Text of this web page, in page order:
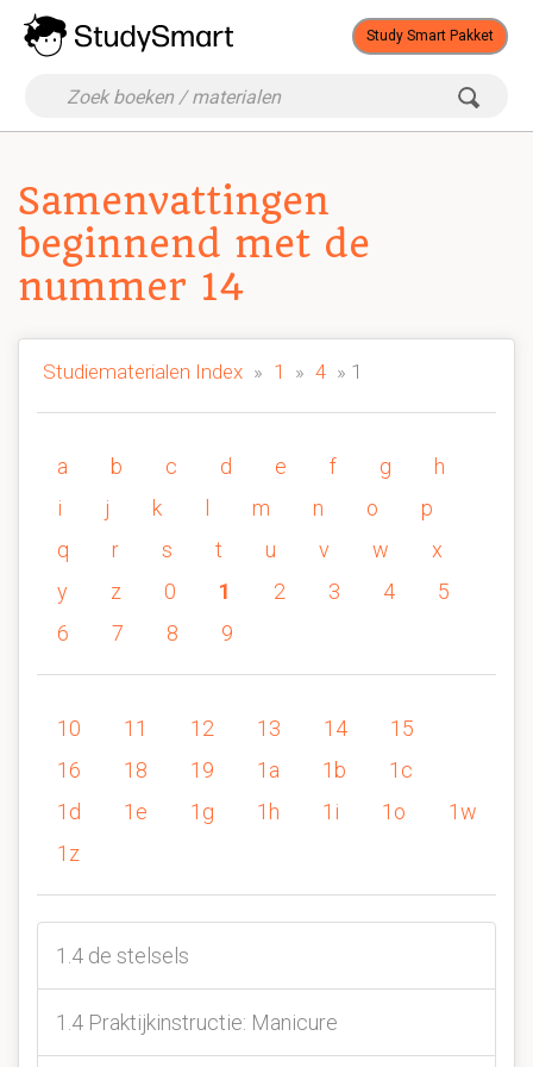
Study Smart Pakket
Samenvattingen
beginnend met de
nummer 14
Studiematerialen Index » 1 » 4 » 1
a b c d e f g
h
i
j k m n o
p
q
r s t u v w
x
y
z 0 1 2 3 4
5
6
7 8 9
10 11 12 13 14
15
16
18 19 1a 1b
1c
1d
1e 1g 1h 1i 1o
1w
1z
1.4 de stelsels
1.4 Praktijkinstructie: Manicure